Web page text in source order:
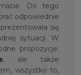
Do tego
odpowiednie
się
sytuacji. W
propozycje:
, ale także
wszystko to,